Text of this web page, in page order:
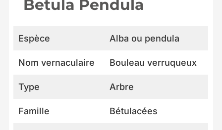
Betula Pendula
Espèce Alba ou pendula
Nom vernaculaire Bouleau verruqueux
Type Arbre
Famille Bétulacées